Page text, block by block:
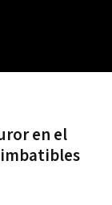
en el